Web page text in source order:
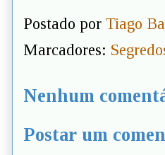
Postado por Tiago
Marcadores:
Nenhum
Postar um